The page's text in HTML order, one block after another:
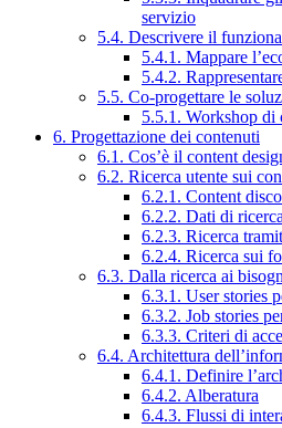
servizio
5.4. Descrivere il
5.4.1. Mappare
5.4.2.
5.5. Co-progettare le
5.5.1. Workshop di
6. Progettazione dei contenuti
6.1. Cos’è il content
6.2. Ricerca utente sui
6.2.1. Content
6.2.2. Dati di
6.2.3. Ricerca
6.2.4. Ricerca sui
6.3. Dalla ricerca ai
6.3.1. User stories
6.3.2. Job stories
6.3.3. Criteri di
6.4. Architettura
6.4.1. Definire
6.4.2. Alberatura
6.4.3. Flussi di